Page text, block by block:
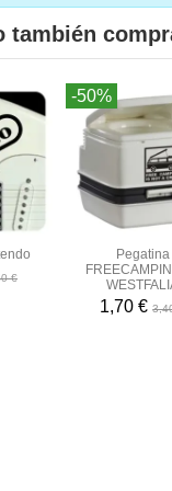
también
€
-50%
Pegatina
1,70 €